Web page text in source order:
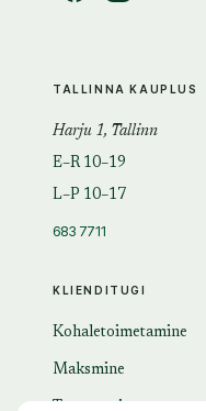
KLIENDITUGI
Kohaletoimetamine
Maksmine
TALLINNA KAUPLUS
Harju 1, Tallinn
E–R 10–19
L–P 10–17
683 7711